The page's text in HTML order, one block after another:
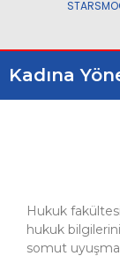
STARS
Kadına
Hukuk
hukuk
somut